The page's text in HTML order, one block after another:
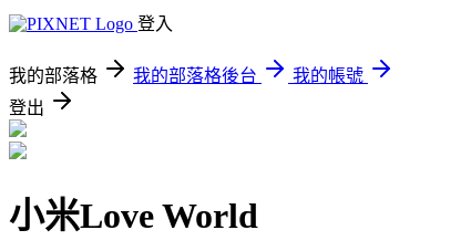
登入
我的部落格 我的部落格後台
我的帳號
登出
小米Love World